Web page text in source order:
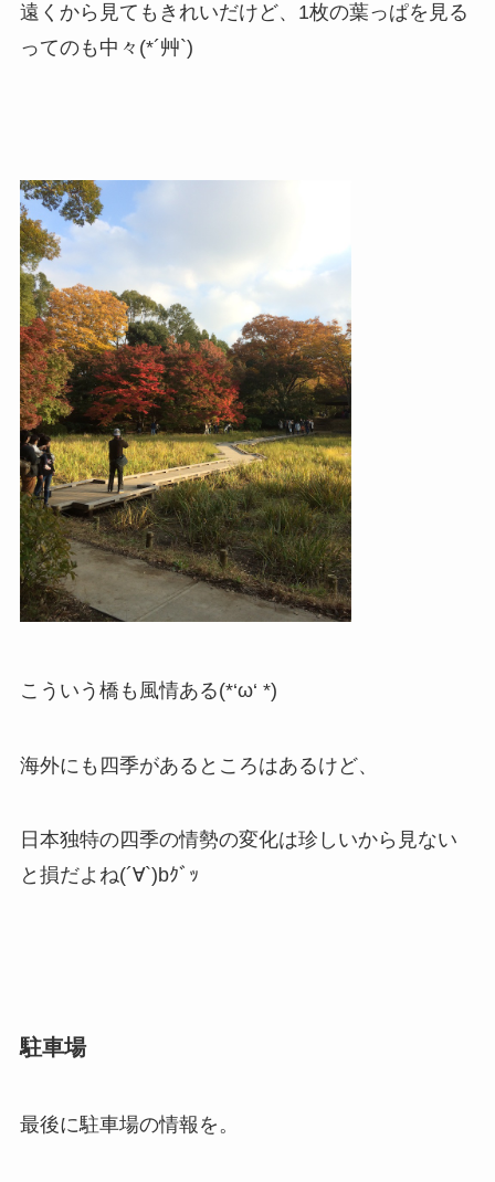
遠くから見てもきれいだけど、1枚の葉っぱを見る
ってのも中々(*´艸`)
こういう橋も風情ある(*‘ω‘ *)
海外にも四季があるところはあるけど、
日本独特の四季の情勢の変化は珍しいから見ない
と損だよね(´∀`)bｸﾞｯ
駐車場
最後に駐車場の情報を。